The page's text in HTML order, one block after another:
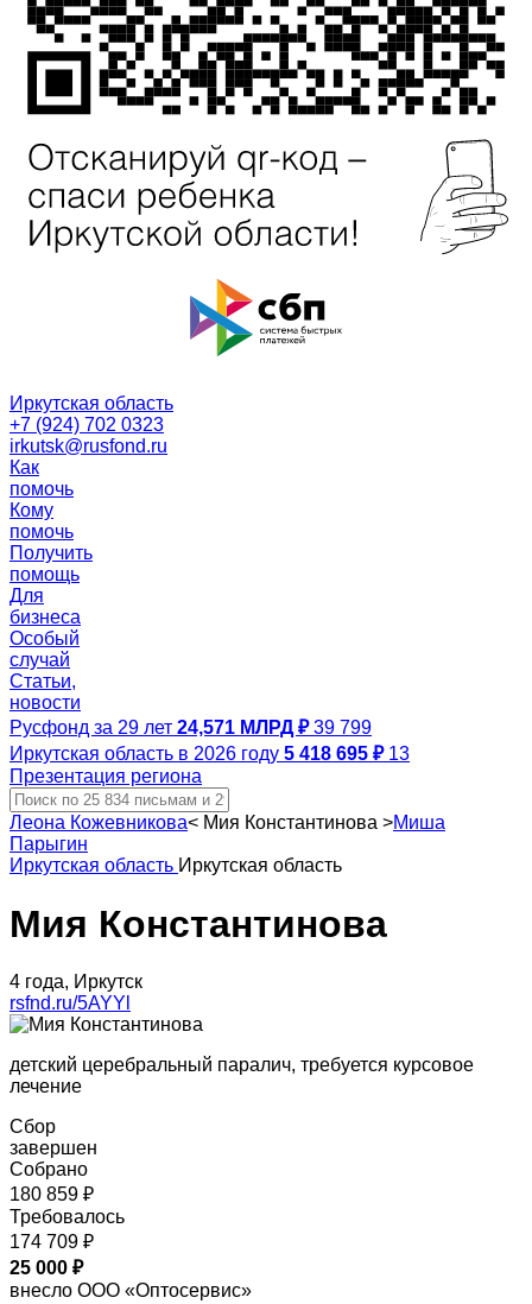
Иркутская область
+7 (924) 702 0323
irkutsk@rusfond.ru
Как
помочь
Кому
помочь
Получить
помощь
Для
бизнеса
Особый
случай
Статьи,
новости
Русфонд за 29 лет 24,571 МЛРД ₽ 39 799
Иркутская область в 2026 году 5 418 695 ₽ 13
Презентация региона
Леона Кожевникова< Мия Константинова >Миша
Парыгин
Иркутская область Иркутская область
Мия Константинова
4 года, Иркутск
rsfnd.ru/5AYYl
детский церебральный паралич, требуется курсовое
лечение
Сбор
завершен
Собрано
180 859 ₽
Требовалось
174 709 ₽
25 000 ₽
внесло ООО «Оптосервис»